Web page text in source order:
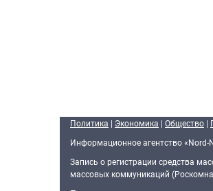
Политика | Экономика | Общество |
Информационное агентство «Nord-
Запись о регистрации средства
массовых коммуникаций